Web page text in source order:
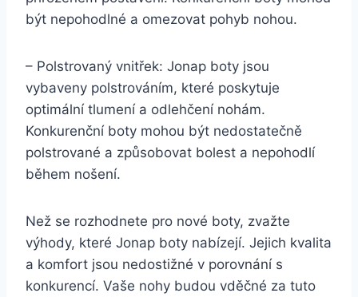
být⁣ nepohodlné a omezovat ⁣pohyb ‌nohou.
– ​Polstrovaný vnitřek: Jonap⁣ boty ​jsou⁣
vybaveny‍ polstrováním, ‍které poskytuje⁣
optimální tlumení a odlehčení nohám.
⁢Konkurenční boty mohou být⁣ nedostatečně
polstrované a‌ způsobovat ⁣bolest ‌a ​nepohodlí
během nošení.
Než se‍ rozhodnete ⁣pro nové⁢ boty, ⁢zvažte
výhody, které Jonap boty ⁤nabízejí. Jejich kvalita‍
a ⁣komfort⁣ jsou nedostižné‌ v⁢ porovnání s
konkurencí. Vaše nohy⁣ budou vděčné​ za tuto